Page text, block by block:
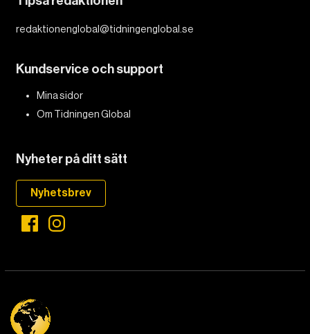
redaktionenglobal@tidningenglobal.se
Kundservice och support
Mina sidor
Om Tidningen Global
Nyheter på ditt sätt
Nyhetsbrev
DET GLOBALA PRESSTÖDET